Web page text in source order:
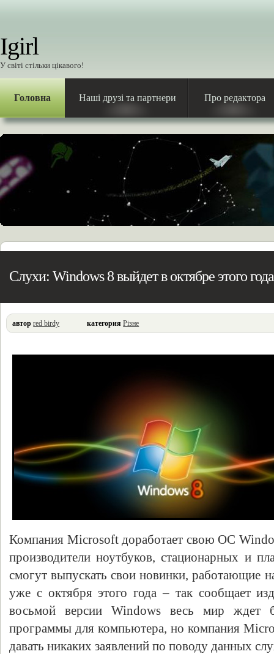
Igirl
У світі стільки цікавого!
Головна Наші друзі та партнери Про редактора
Слухи: Windows 8 выйдет в октябре этого года
автор red birdy категория Різне
Компания Microsoft доработает свою ОС
производители ноутбуков, стационарных и
смогут выпускать свои новинки, работающие
уже с октября этого года – так сообщает
восьмой версии Windows весь мир ждет
программы для компьютера, но компания
давать никаких заявлений по поводу данных